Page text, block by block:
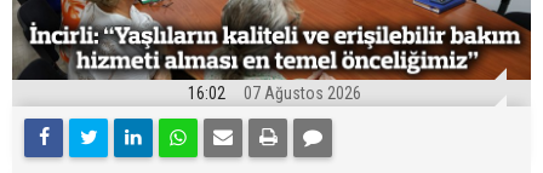
16:02 07 Ağustos 2026